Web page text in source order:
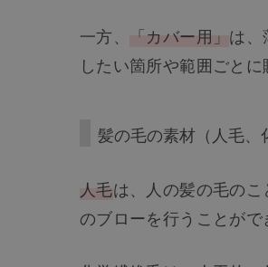
一方、 「カバー用」 は、
したい箇所や範囲ごとに
髪の毛の素材（人毛
人毛は、人の髪の毛の
のブローを行うことが